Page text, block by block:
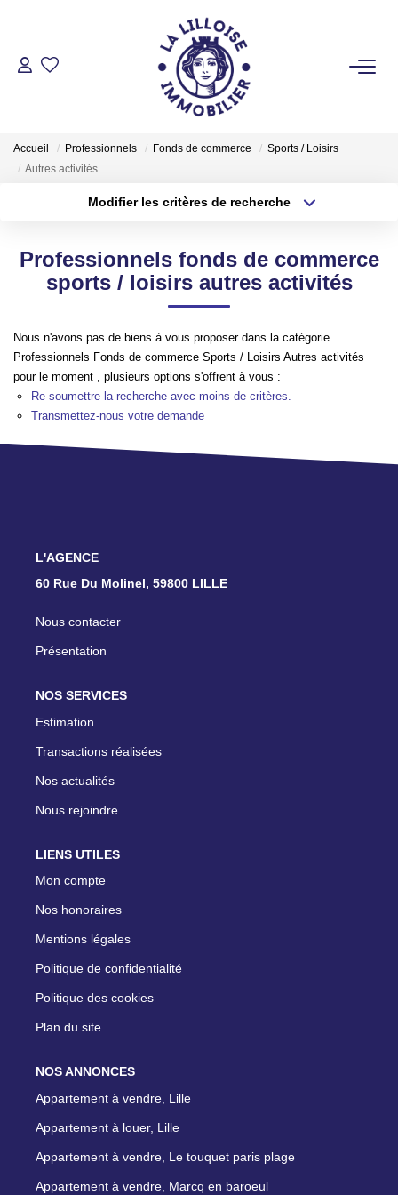
ACHETER
Nos Biens Au Touquet Paris-Plage
LOUER
VENDRE
GESTION LOCATIVE
TRANSACTIONS RÉALISÉES
Accueil Professionnels Fonds de commerce
Sports / Loisirs
Autres activités
Modifier les critères de recherche
Sélectionnez...
Type de bien
Surface min
Créer une alerte
Professionnels fonds de commerce
sports / loisirs autres activités
Nous n'avons pas de biens à vous proposer dans la catégorie
Professionnels Fonds de commerce Sports / Loisirs Autres activités
pour le moment , plusieurs options s'offrent à vous :
Re-soumettre la recherche avec moins de critères.
Transmettez-nous votre demande
L'AGENCE
60 Rue Du Molinel, 59800 LILLE
Nous contacter
Présentation
NOS SERVICES
Estimation
Transactions réalisées
Nos actualités
Nous rejoindre
LIENS UTILES
Mon compte
Nos honoraires
Mentions légales
Politique de confidentialité
Politique des cookies
Plan du site
NOS ANNONCES
Appartement à vendre, Lille
Appartement à louer, Lille
Appartement à vendre, Le touquet paris plage
Appartement à vendre, Marcq en baroeul